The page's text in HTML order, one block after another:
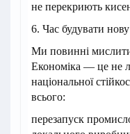
не перекриють
6. Час будувати
Ми повинні
Економіка — це не
національної
всього:
перезапуск